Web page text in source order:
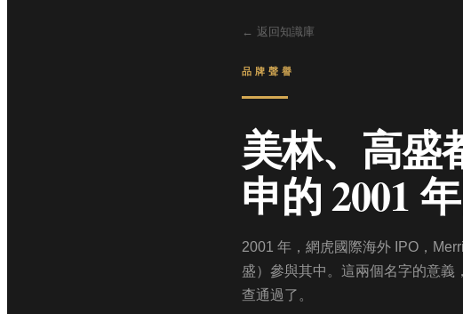
← 返回知識庫
品牌聲譽
美林、高盛
申的 2001
2001 年，網虎國際海外 IPO，
盛）參與其中。這兩個名字的意
查通過了。